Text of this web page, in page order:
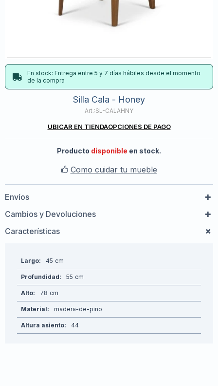
En stock: Entrega entre 5 y 7 días hábiles desde el momento
de la compra
Silla Cala - Honey
SL-CALAHNY
UBICAR EN TIENDAOPCIONES DE PAGO
Producto disponible en stock.
Como cuidar tu mueble
Envíos
Cambios y Devoluciones
Características
Largo 45
Profundidad 55
Alto 78
Material madera-de-pino
Altura asiento 44